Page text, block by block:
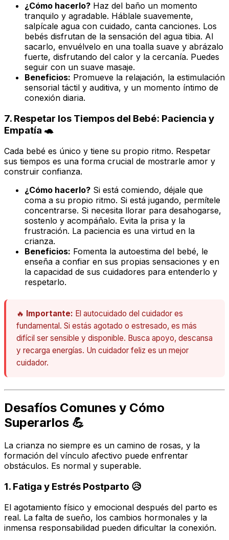
¿Cómo hacerlo? Haz del baño un momento
tranquilo y agradable. Háblale suavemente,
salpícale agua con cuidado, canta canciones. Los
bebés disfrutan de la sensación del agua tibia. Al
sacarlo, envuélvelo en una toalla suave y abrázalo
fuerte, disfrutando del calor y la cercanía. Puedes
seguir con un suave masaje.
Beneficios: Promueve la relajación, la estimulación
sensorial táctil y auditiva, y un momento íntimo de
conexión diaria.
7. Respetar los Tiempos del Bebé: Paciencia y
Empatía 🐢
Cada bebé es único y tiene su propio ritmo. Respetar
sus tiempos es una forma crucial de mostrarle amor y
construir confianza.
¿Cómo hacerlo? Si está comiendo, déjale que
coma a su propio ritmo. Si está jugando, permítele
concentrarse. Si necesita llorar para desahogarse,
sostenlo y acompáñalo. Evita la prisa y la
frustración. La paciencia es una virtud en la
crianza.
Beneficios: Fomenta la autoestima del bebé, le
enseña a confiar en sus propias sensaciones y en
la capacidad de sus cuidadores para entenderlo y
respetarlo.
🔥 Importante: El autocuidado del cuidador es
fundamental. Si estás agotado o estresado, es más
difícil ser sensible y disponible. Busca apoyo, descansa
y recarga energías. Un cuidador feliz es un mejor
cuidador.
Desafíos Comunes y Cómo
Superarlos 💪
La crianza no siempre es un camino de rosas, y la
formación del vínculo afectivo puede enfrentar
obstáculos. Es normal y superable.
1. Fatiga y Estrés Postparto 😥
El agotamiento físico y emocional después del parto es
real. La falta de sueño, los cambios hormonales y la
inmensa responsabilidad pueden dificultar la conexión.